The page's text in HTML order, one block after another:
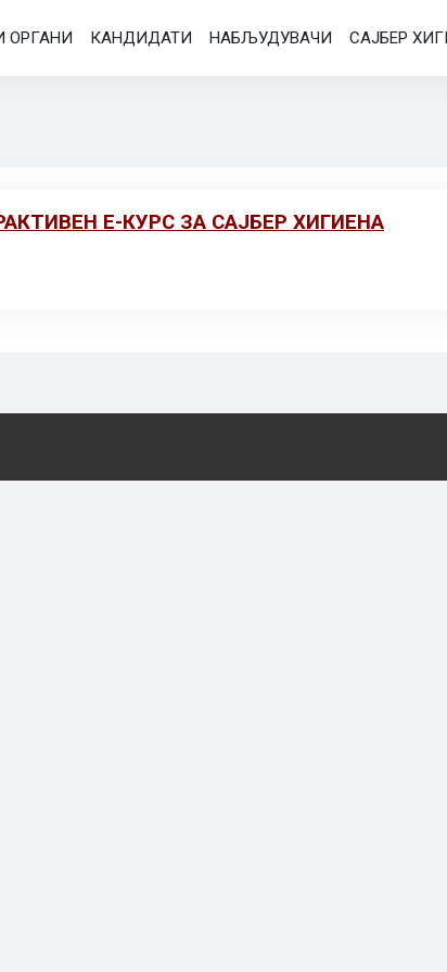
ОРГАНИ КАНДИДАТИ НАБЉУДУВАЧИ САЈБЕР
Е-КУРС ЗА САЈБЕР ХИГИЕНА